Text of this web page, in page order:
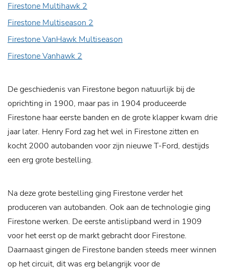
Firestone Multihawk 2
Firestone Multiseason 2
Firestone VanHawk Multiseason
Firestone Vanhawk 2
De geschiedenis van Firestone begon natuurlijk bij de
oprichting in 1900, maar pas in 1904 produceerde
Firestone haar eerste banden en de grote klapper kwam drie
jaar later. Henry Ford zag het wel in Firestone zitten en
kocht 2000 autobanden voor zijn nieuwe T-Ford, destijds
een erg grote bestelling.
Na deze grote bestelling ging Firestone verder het
produceren van autobanden. Ook aan de technologie ging
Firestone werken. De eerste antislipband werd in 1909
voor het eerst op de markt gebracht door Firestone.
Daarnaast gingen de Firestone banden steeds meer winnen
op het circuit, dit was erg belangrijk voor de